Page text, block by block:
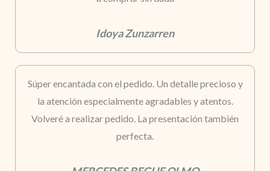
Idoya Zunzarren
Súper encantada con el pedido. Un detalle precioso y
la atención especialmente agradables y atentos.
Volveré a realizar pedido. La presentación también
perfecta.